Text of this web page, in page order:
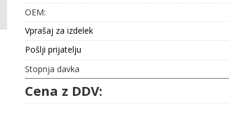
OEM:
Vprašaj za izdelek
Pošlji prijatelju
Stopnja davka
Cena z DDV: